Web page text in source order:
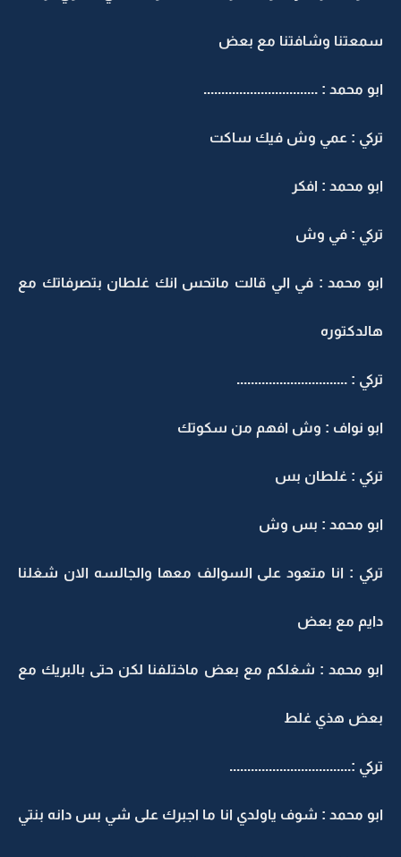
سمعتنا وشافتنا مع بعض
ابو محمد : ................................
تركي : عمي وش فيك ساكت
ابو محمد : افكر
تركي : في وش
ابو محمد : في الي قالت ماتحس انك غلطان بتصرفاتك مع
هالدكتوره
تركي : ...............................
ابو نواف : وش افهم من سكوتك
تركي : غلطان بس
ابو محمد : بس وش
تركي : انا متعود على السوالف معها والجالسه الان شغلنا
دايم مع بعض
ابو محمد : شغلكم مع بعض ماختلفنا لكن حتى بالبريك مع
بعض هذي غلط
تركي :..................................
ابو محمد : شوف ياولدي انا ما اجبرك على شي بس دانه بنتي